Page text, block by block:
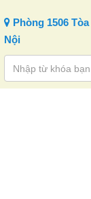
Phòng 1506
Nội